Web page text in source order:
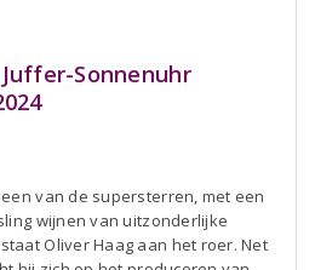
Sonnenuhr
van de supersterren, met een
wijnen van uitzonderlijke
Oliver Haag aan het roer. Net